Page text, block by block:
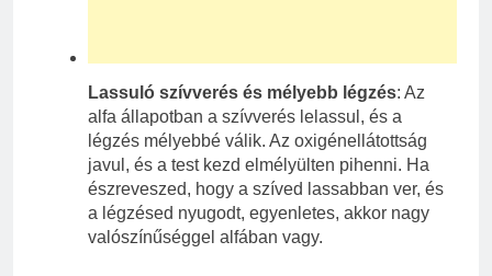
Lassuló szívverés és mélyebb légzés: Az
alfa állapotban a szívverés lelassul, és a
légzés mélyebbé válik. Az oxigénellátottság
javul, és a test kezd elmélyülten pihenni. Ha
észreveszed, hogy a szíved lassabban ver, és
a légzésed nyugodt, egyenletes, akkor nagy
valószínűséggel alfában vagy.